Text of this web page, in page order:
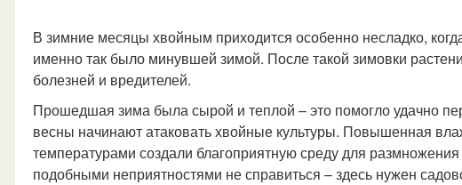
В зимние месяцы хвойным приходится особенно несладко,
именно так было минувшей зимой. После такой зимовки
болезней и вредителей.
Прошедшая зима была сырой и теплой – это помогло удачно
весны начинают атаковать хвойные культуры. Повышенная
температурами создали благоприятную среду для
подобными неприятностями не справиться – здесь нужен